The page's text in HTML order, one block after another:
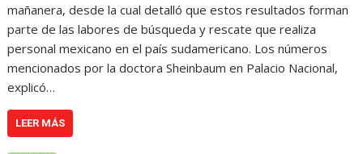
mañanera, desde la cual detalló que estos resultados forman
parte de las labores de búsqueda y rescate que realiza
personal mexicano en el país sudamericano. Los números
mencionados por la doctora Sheinbaum en Palacio Nacional,
explicó…
LEER MÁS